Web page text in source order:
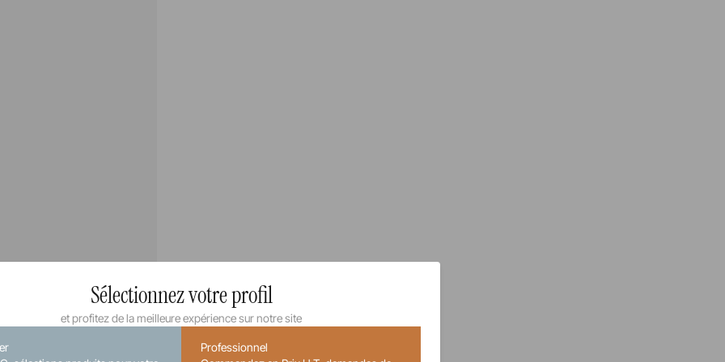
Sélectionnez votre profil
et profitez de la meilleure expérience sur notre site
Professionnel